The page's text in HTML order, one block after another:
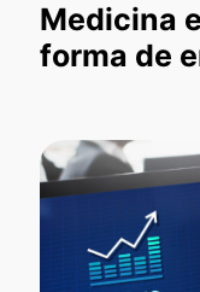
Medicina
forma de